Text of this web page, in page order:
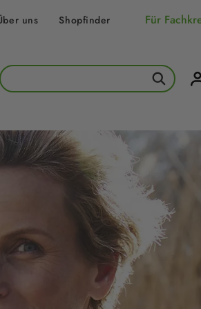
uns Shopfinder Für